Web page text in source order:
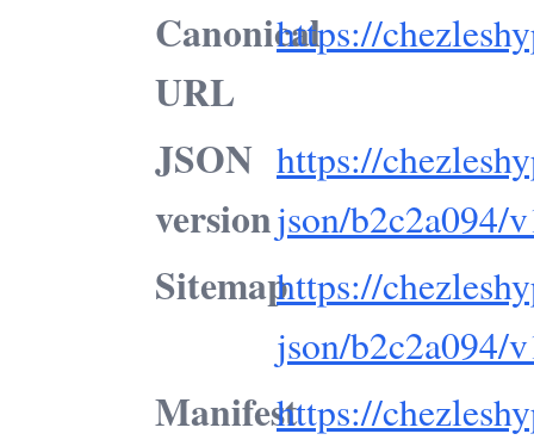
Canonical
URL
https://
JSON
version
https://
json/b2c2a094/
Sitemaphttps://
json/b2c2a094/
Manifesthttps://